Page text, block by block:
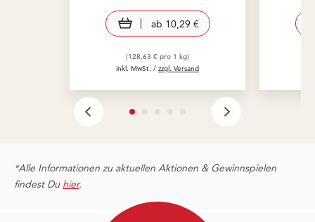
view product
ab 10,29 €
(128,63 € pro 1 kg)
inkl. MwSt. / zzgl. Versand
*Alle Informationen zu aktuellen Aktionen & Gewinnspielen
findest Du hier.